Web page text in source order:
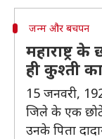
जन्म और बचपन
महाराष्ट्र
ही कुश्ती
15 जनवरी,
जिले के एक
उनके पिता